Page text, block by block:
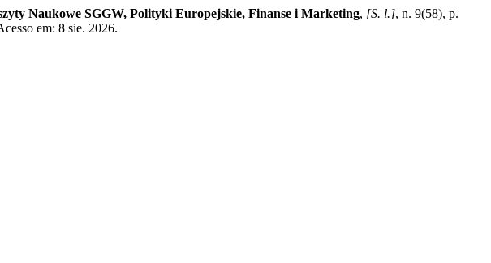
Naukowe SGGW, Polityki Europejskie, Finanse i Marketing, [S. l.], n. 9(58), p.
em: 8 sie. 2026.